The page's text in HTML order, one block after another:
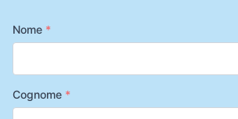
Nome *
Cognome *